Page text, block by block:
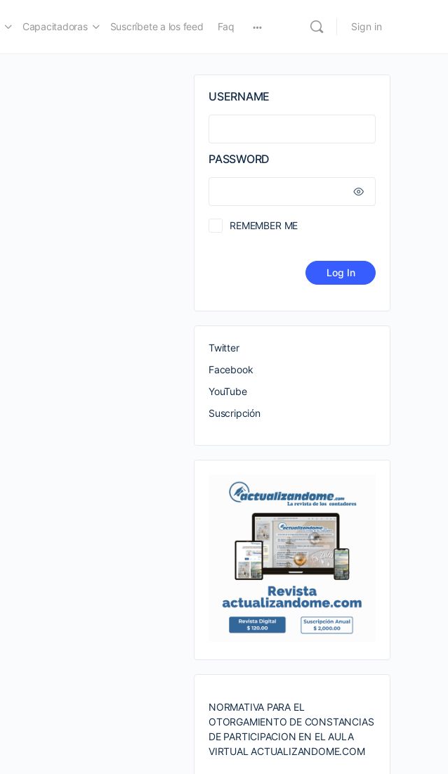
Capacitadoras Suscríbete a los feed Faq Sign in
USERNAME
PASSWORD
REMEMBER ME
Twitter
Facebook
YouTube
Suscripción
NORMATIVA PARA EL
OTORGAMIENTO DE CONSTANCIAS
DE PARTICIPACION EN EL AULA
VIRTUAL ACTUALIZANDOME.COM